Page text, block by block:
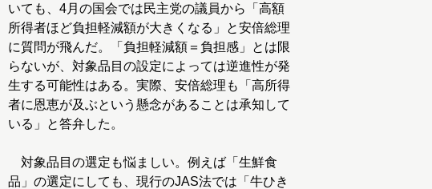
いても、4月の国会では民主党の議員から「高額
所得者ほど負担軽減額が大きくなる」と安倍総理
に質問が飛んだ。「負担軽減額＝負担感」とは限
らないが、対象品目の設定によっては逆進性が発
生する可能性はある。実際、安倍総理も「高所得
者に恩恵が及ぶという懸念があることは承知して
いる」と答弁した。
対象品目の選定も悩ましい。例えば「生鮮食
品」の選定にしても、現行のJAS法では「牛ひき